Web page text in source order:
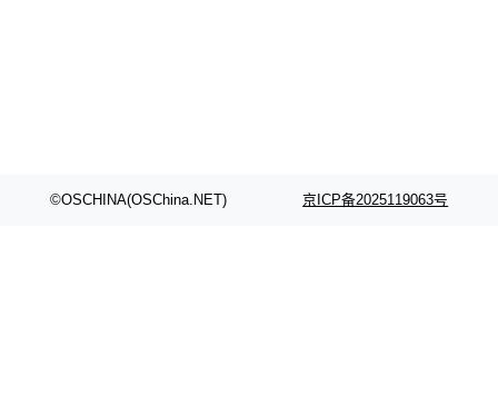
©OSCHINA(OSChina.NET) 京ICP备2025119063号